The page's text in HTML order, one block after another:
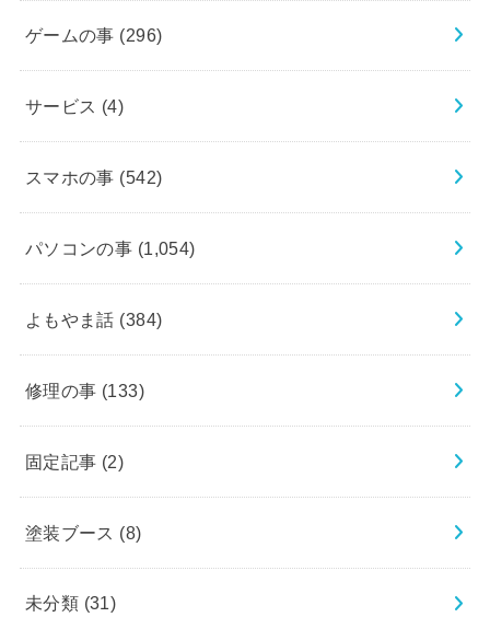
ゲームの事 (296)
サービス (4)
スマホの事 (542)
パソコンの事 (1,054)
よもやま話 (384)
修理の事 (133)
固定記事 (2)
塗装ブース (8)
未分類 (31)